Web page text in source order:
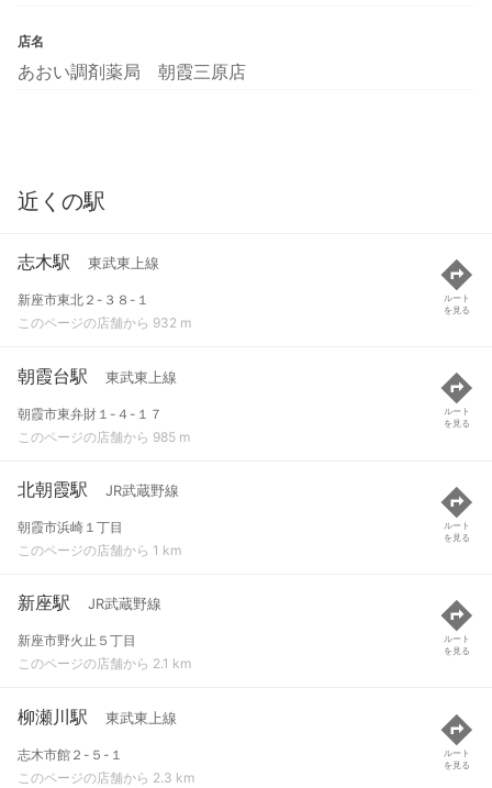
店名
あおい調剤薬局 朝霞三原店
近くの駅
志木駅 東武東上線
新座市東北２-３８-１
このページの店舗から 932 m
ルート
を見る
朝霞台駅 東武東上線
朝霞市東弁財１-４-１７
このページの店舗から 985 m
ルート
を見る
北朝霞駅 JR武蔵野線
朝霞市浜崎１丁目
このページの店舗から 1 km
ルート
を見る
新座駅 JR武蔵野線
新座市野火止５丁目
このページの店舗から 2.1 km
ルート
を見る
柳瀬川駅 東武東上線
志木市館２-５-１
このページの店舗から 2.3 km
ルート
を見る